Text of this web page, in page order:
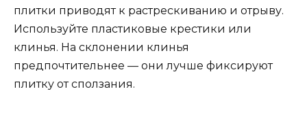
плитки приводят к растрескиванию и отрыву.
Используйте пластиковые крестики или
клинья. На склонении клинья
предпочтительнее — они лучше фиксируют
плитку от сползания.